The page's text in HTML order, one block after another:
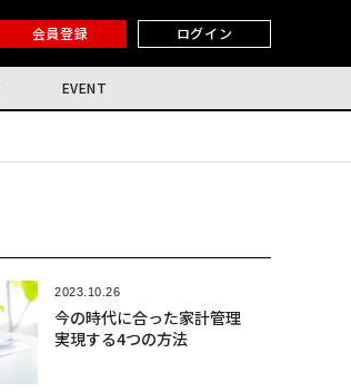
会員登録 ログイン
EVENT
2023.10.26
今の時代に合った家計管理
実現する4つの方法